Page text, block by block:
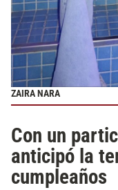
ZAIRA NARA
Con un
anticipó la
cumpleaños